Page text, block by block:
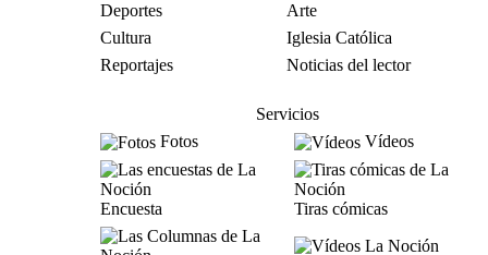
Deportes
Arte
Cultura
Iglesia Católica
Reportajes
Noticias del lector
Servicios
Fotos
Vídeos
Encuesta Tiras cómicas